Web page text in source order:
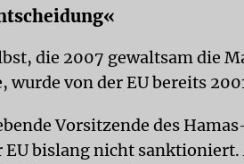
die 2007 gewaltsam die
wurde von der EU bereits
Vorsitzende des
EU bislang nicht